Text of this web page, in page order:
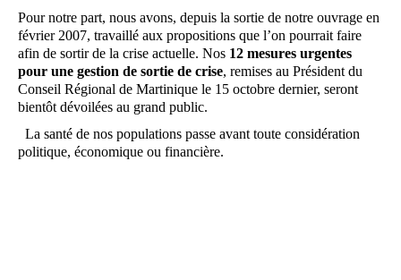
Pour notre part, nous avons, depuis la sortie de notre ouvrage en
février 2007, travaillé aux propositions que l’on pourrait faire
afin de sortir de la crise actuelle. Nos 12 mesures urgentes
pour une gestion de sortie de crise, remises au Président du
Conseil Régional de Martinique le 15 octobre dernier, seront
bientôt dévoilées au grand public.
La santé de nos populations passe avant toute considération
politique, économique ou financière.